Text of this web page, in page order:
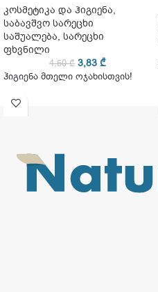
კოსმეტიკა და ჰიგიენა,
საბავშვო სარეცხი
საშუალება, სარეცხი
ფხვნილი
4,50₾ 3,83 ₾
ჰიგიენა მთელი ოჯახისთვის!